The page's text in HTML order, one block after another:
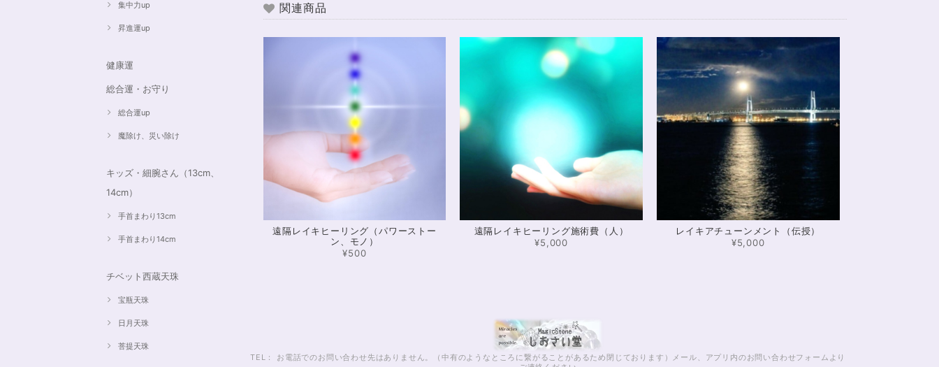
集中力up
昇進運up
健康運
総合運・お守り
総合運up
魔除け、災い除け
キッズ・細腕さん（13cm、
14cm）
手首まわり13cm
手首まわり14cm
チベット西蔵天珠
宝瓶天珠
日月天珠
菩提天珠
麗で とても良かったです。 購入前に伺った質問や要望に対する対応も、 ものすごく丁寧で親切でした！ お忙し
は本当にありがとうございました！
※16.5cmオーダー 努力を成功に導く✨ガーネット入りブレスレット15cm
2024/12/18
可愛いお品をありがとうございます。陽に当たるとキラキラして、とても可愛いです！とくにシトリンの色味が
とても気に入りました。まだ、気になるブレスレットがたくさんあったので、また購入させていただきたいと思
います。また親切で迅速、丁寧な対応をしてくださりありがとうございました。
【限定数1】カイヤナイトのサザレ100g/空間浄化/パワーストーンブレスレット浄化
シンデレラのパワーストーンブレスレット「夢は希むもの」✨ブルーカルセドニー16cm
関連商品
遠隔レイキヒーリング（パワーストー
ン、モノ）
¥500
遠隔レイキヒーリング施術費（人）
¥5,000
レイキアチューンメント（伝授）
¥5,000
TEL： お電話でのお問い合わせ先はありません。（中有のようなところに繋がることがあるため閉じております）メール、アプリ内のお問い合わせフォームより